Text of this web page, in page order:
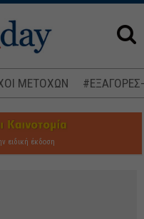
ΜΕΤΟΧΩΝ
ειδική έκδοση